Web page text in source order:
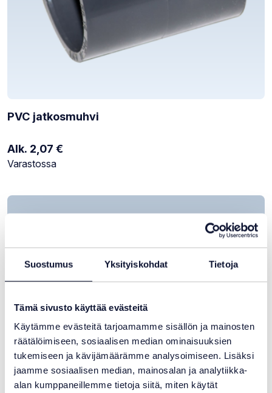
Suostumus Yksityiskohdat Tietoja
Tämä sivusto käyttää evästeitä
Käytämme evästeitä tarjoamamme sisällön ja mainosten
räätälöimiseen, sosiaalisen median ominaisuuksien
tukemiseen ja kävijämäärämme analysoimiseen. Lisäksi
jaamme sosiaalisen median, mainosalan ja analytiikka-
alan kumppaneillemme tietoja siitä, miten käytät
PVC jatkosmuhvi
Alk. 2,07 €
Varastotilanne:
Varastossa